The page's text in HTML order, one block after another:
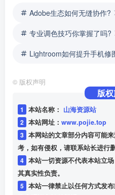
Adobe生态如何无缝协作?
专业调色技巧你掌握了吗?
Lightroom如何提升手机修
© 版权声明
版
1 本站名称： 山海资源站
2 本站网址： www.pojie.top
3 本网站的文章部分内容可能
考，如有侵权，请联系站长进行
4 本站一切资源不代表本站立
其真实性负责。
5 本站一律禁止以任何方式发